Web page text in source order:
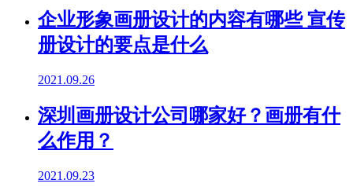
企业形象画册设计的内容有哪些 宣传
册设计的要点是什么
2021.09.26
深圳画册设计公司哪家好？画册有什
么作用？
2021.09.23